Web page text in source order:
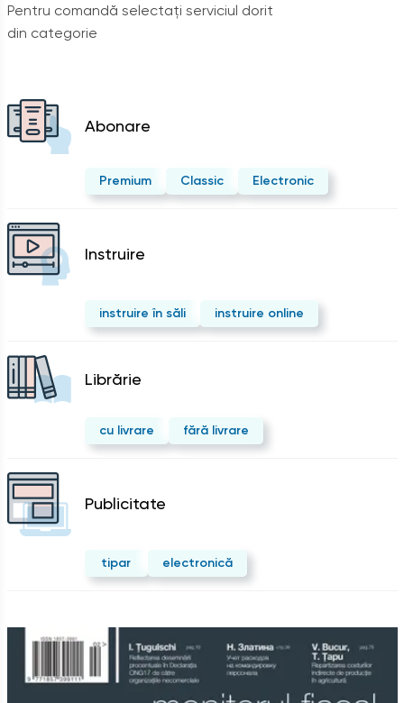
Pentru comandă selectați serviciul dorit
din categorie
Abonare
Premium Classic Electronic
Instruire
instruire în săli instruire online
Librărie
cu livrare fără livrare
Publicitate
tipar electronică